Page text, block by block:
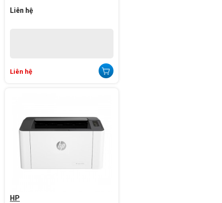
Liên hệ
Liên hệ
HP